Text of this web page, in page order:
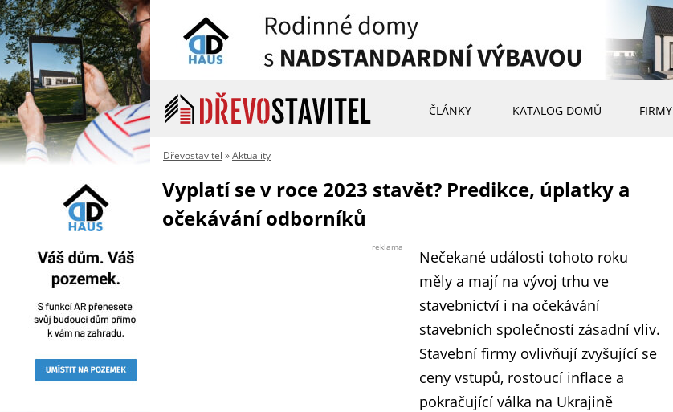
ČLÁNKY KATALOG DOMŮ FIRMY
Dřevostavitel »Aktuality
Vyplatí se v roce 2023 stavět? Predikce, úplatky a
očekávání odborníků
reklama
Nečekané události tohoto roku
měly a mají na vývoj trhu ve
stavebnictví i na očekávání
stavebních společností zásadní vliv.
Stavební firmy ovlivňují zvyšující se
ceny vstupů, rostoucí inflace a
pokračující válka na Ukrajině